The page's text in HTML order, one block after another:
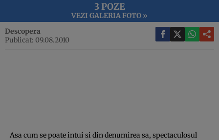
3 POZE
VEZI GALERIA FOTO »
Descopera
Publicat: 09.08.2010
Asa cum se poate intui si din denumirea sa, spectaculosul